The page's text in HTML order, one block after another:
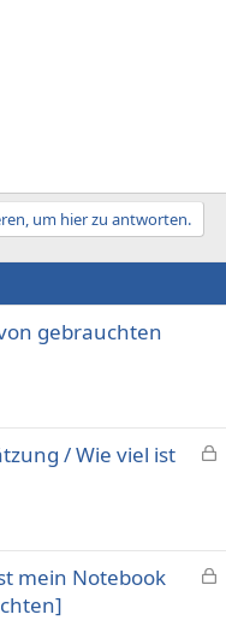
um hier zu antworten.
gebrauchten
e
r
/ Wie viel ist
mein Notebook